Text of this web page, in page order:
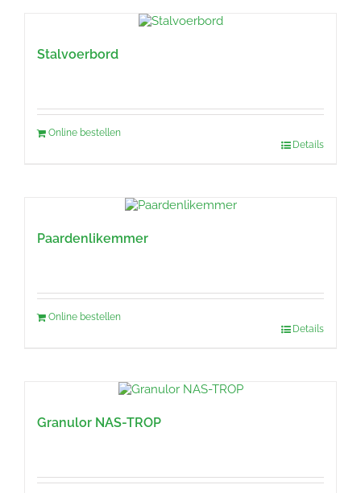
Stalvoerbord
Online bestellen
Details
Paardenlikemmer
Online bestellen
Details
Granulor NAS-TROP